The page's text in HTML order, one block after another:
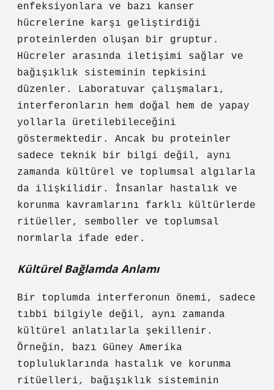
enfeksiyonlara ve bazı kanser
hücrelerine karşı geliştirdiği
proteinlerden oluşan bir gruptur.
Hücreler arasında iletişimi sağlar ve
bağışıklık sisteminin tepkisini
düzenler. Laboratuvar çalışmaları,
interferonların hem doğal hem de yapay
yollarla üretilebileceğini
göstermektedir. Ancak bu proteinler
sadece teknik bir bilgi değil, aynı
zamanda kültürel ve toplumsal algılarla
da ilişkilidir. İnsanlar hastalık ve
korunma kavramlarını farklı kültürlerde
ritüeller, semboller ve toplumsal
normlarla ifade eder.
Kültürel Bağlamda Anlamı
Bir toplumda interferonun önemi, sadece
tıbbi bilgiyle değil, aynı zamanda
kültürel anlatılarla şekillenir.
Örneğin, bazı Güney Amerika
topluluklarında hastalık ve korunma
ritüelleri, bağışıklık sisteminin